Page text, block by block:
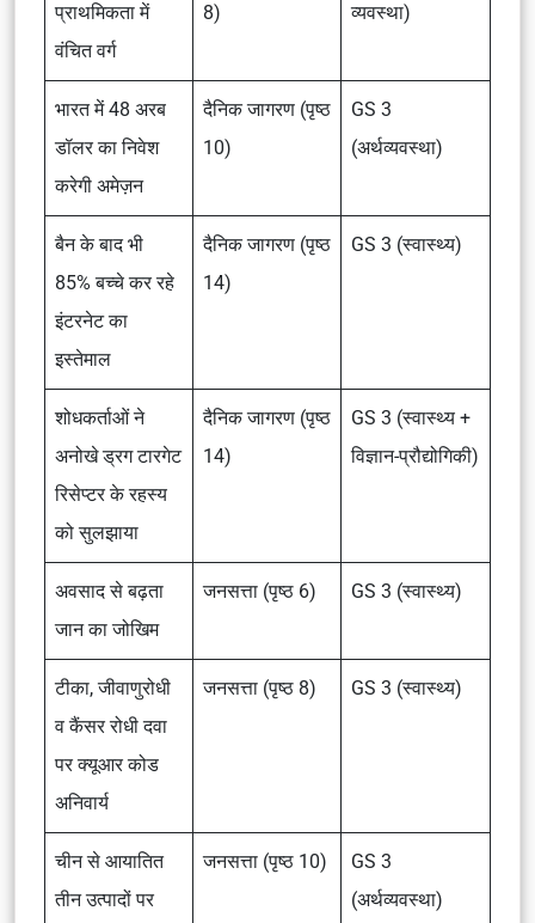
प्राथमिकता में
वंचित वर्ग
8)
व्यवस्था)
भारत में 48 अरब
डॉलर का निवेश
करेगी अमेज़न
दैनिक जागरण (पृष्ठ
10)
GS 3
(अर्थव्यवस्था)
बैन के बाद भी
85% बच्चे कर रहे
इंटरनेट का
इस्तेमाल
दैनिक जागरण (पृष्ठ
14)
GS 3 (स्वास्थ्य)
शोधकर्ताओं ने
अनोखे ड्रग टारगेट
रिसेप्टर के रहस्य
को सुलझाया
दैनिक जागरण (पृष्ठ
14)
GS 3 (स्वास्थ्य +
विज्ञान-प्रौद्योगिकी)
अवसाद से बढ़ता
जान का जोखिम
जनसत्ता (पृष्ठ 6) GS 3 (स्वास्थ्य)
टीका, जीवाणुरोधी
व कैंसर रोधी दवा
पर क्यूआर कोड
अनिवार्य
जनसत्ता (पृष्ठ 8) GS 3 (स्वास्थ्य)
चीन से आयातित
तीन उत्पादों पर
जनसत्ता (पृष्ठ 10)
GS 3
(अर्थव्यवस्था)